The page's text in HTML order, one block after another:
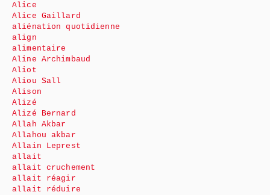
Alice
Alice Gaillard
aliénation quotidienne
align
alimentaire
Aline Archimbaud
Aliot
Aliou Sall
Alison
Alizé
Alizé Bernard
Allah Akbar
Allahou akbar
Allain Leprest
allait
allait cruchement
allait réagir
allait réduire